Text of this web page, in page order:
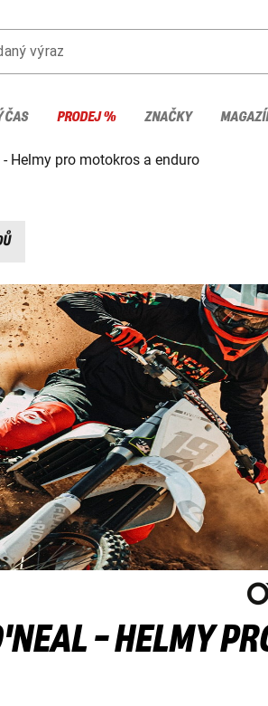
výraz
ČAS PRODEJ % ZNAČKY
- Helmy pro motokros a enduro
- HELMY